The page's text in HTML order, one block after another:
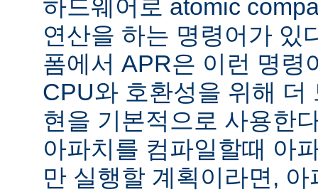
하드웨어로 atomic
연산을 하는 명령어가 있
폼에서 APR은 이런 명령
CPU와 호환성을 위해 더
현을 기본적으로 사용한
아파치를 컴파일할때 아
만 실행할 계획이라면,